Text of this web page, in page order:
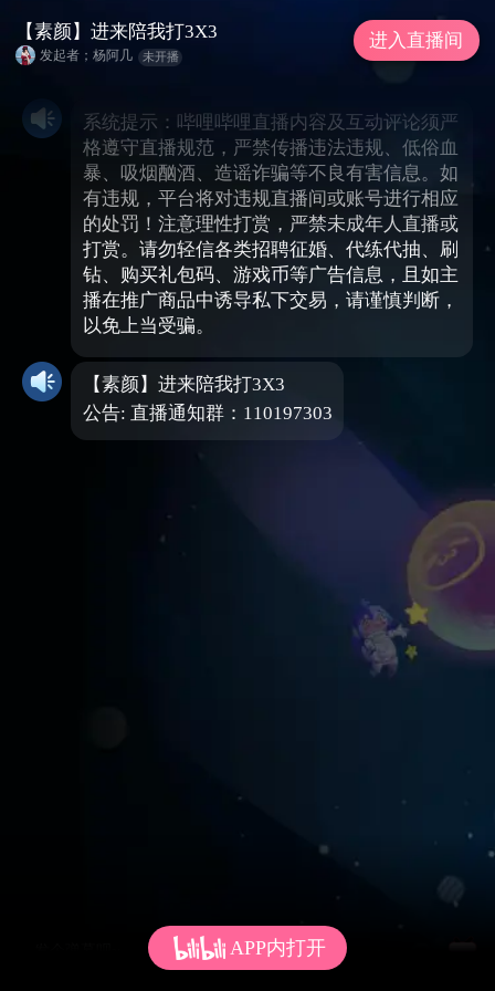
系统提示：哔哩哔哩直播内容及互动评论须严
格遵守直播规范，严禁传播违法违规、低俗血
暴、吸烟酗酒、造谣诈骗等不良有害信息。如
有违规，平台将对违规直播间或账号进行相应
的处罚！注意理性打赏，严禁未成年人直播或
打赏。请勿轻信各类招聘征婚、代练代抽、刷
钻、购买礼包码、游戏币等广告信息，且如主
播在推广商品中诱导私下交易，请谨慎判断，
以免上当受骗。
【素颜】进来陪我打3X3
公告: 直播通知群：110197303
【素颜】进来陪我打3X3
发起者；杨阿几 未开播
进入直播间
APP内打开